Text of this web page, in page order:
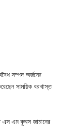
সম্পদ অর্জনের
সাময়িক বরখাস্ত
এস এম কুদ্দস জামানের